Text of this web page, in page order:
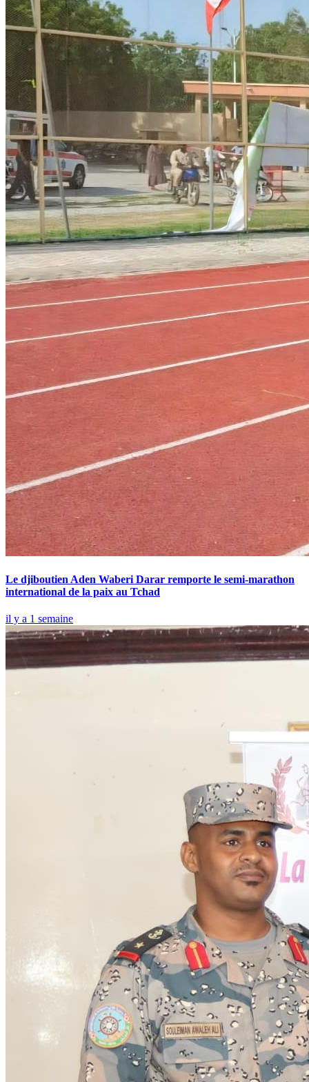
Le djiboutien Aden Waberi Darar remporte le semi-marathon
international de la paix au Tchad
il y a 1 semaine